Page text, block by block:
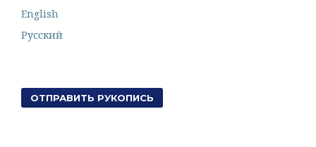
English
Русский
ОТПРАВИТЬ РУКОПИСЬ